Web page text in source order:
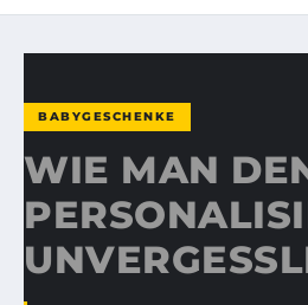
BABYGESCHENKE
WIE MAN